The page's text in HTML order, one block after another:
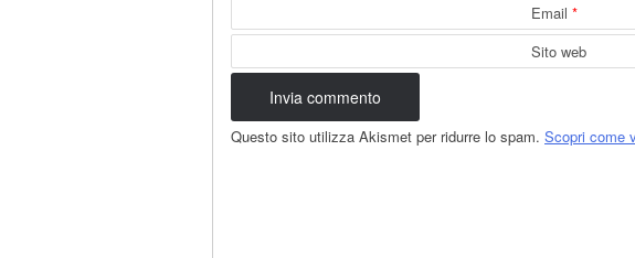
Email*
Sito web
Questo sito utilizza Akismet per ridurre lo spam. Scopri come